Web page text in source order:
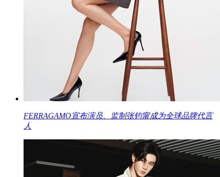
FERRAGAMO宣布演员、监制张钧甯成为全球品牌代言
人